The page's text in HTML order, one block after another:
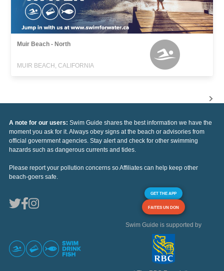
Muir Beach - North
MUIR BEACH, CALIFORNIA
A note for our users: Swim Guide shares the best information we have the
moment you ask for it. Always obey signs at the beach or advisories from
official government agencies. Stay alert and check for other swimming
hazards such as dangerous currents and tides.
Please report your pollution concerns so Affiliates can help keep other
beach-goers safe.
GET THE APP
FAITES UN DON
Swim Guide is supported by